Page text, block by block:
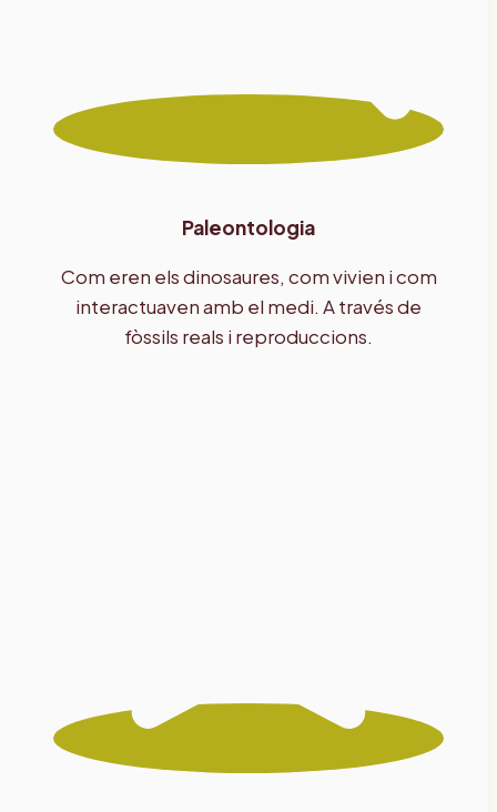
Paleontologia
Com eren els dinosaures, com vivien i com
interactuaven amb el medi. A través de
fòssils reals i reproduccions.